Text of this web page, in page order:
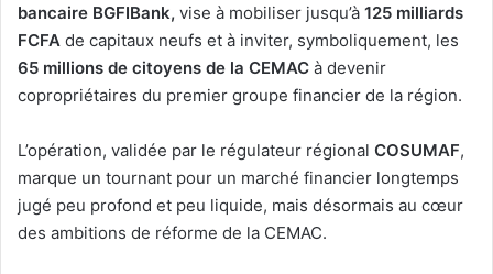
bancaire BGFIBank, vise à mobiliser jusqu’à 125 milliards
FCFA de capitaux neufs et à inviter, symboliquement, les
65 millions de citoyens de la CEMAC à devenir
copropriétaires du premier groupe financier de la région.
L’opération, validée par le régulateur régional COSUMAF,
marque un tournant pour un marché financier longtemps
jugé peu profond et peu liquide, mais désormais au cœur
des ambitions de réforme de la CEMAC.